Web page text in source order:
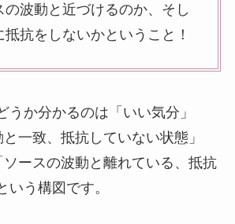
の波動と近づけるのか、そし
抗をしないかということ！
うか分かるのは「いい気分」
一致、抵抗していない状態」
ソースの波動と離れている、抵抗
いう構図です。